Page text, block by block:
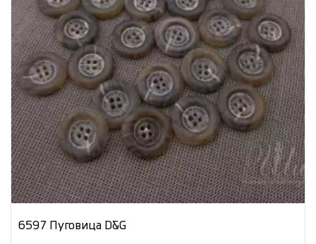
6597 Пуговица D&G